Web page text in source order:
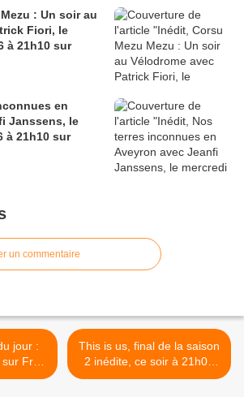
: Un soir au
Fiori, le
à 21h10 sur
en
Janssens, le
à 21h10 sur
un commentaire
Fr2,
Chef,
This is us, final de la saison
2 inédite, ce soir à 21h00
sur 6ter >